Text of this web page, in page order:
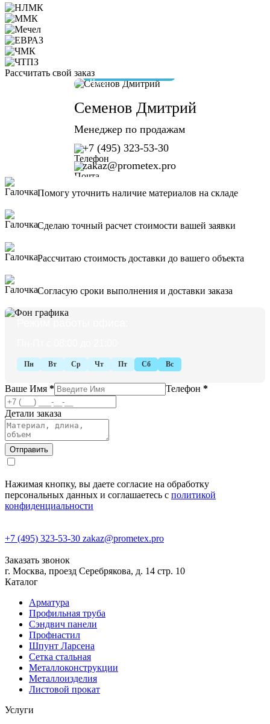
Рассчитать свой заказ
Семенов Дмитрий
Менеджер по продажам
+7 (495) 323-53-30
zakaz@prometex.pro
Ваше Имя * Телефон *
Детали заказа
Нажимая кнопку, вы даете согласие на обработку
персональных данных и соглашаетесь с политикой
конфиденциальности
Помогу уточнить наличие материалов на складе
Сделаю точный расчет стоимости вашей заявки
Рассчитаю стоимость доставки до вашего объекта
Согласую сроки выполнения и доставки заказа
Пн Вт Ср Чт Пт Сб Вс
+7 (495) 323-53-30 zakaz@prometex.pro
Заказать звонок
г. Москва, проезд Серебрякова, д. 14 стр. 10
Каталог
Арматура
Профильная труба
Сэндвич панели
Профнастил
Шпунт Ларсена
Сетка стальная
Металлоконструкции
Металлоизделия
Листовой прокат
Услуги